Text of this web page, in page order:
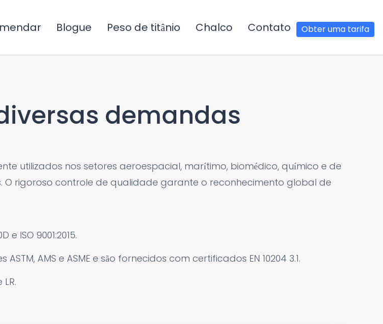
Blogue Peso de titânio Chalco Contato Obter uma tarifa
demandas
utilizados nos setores aeroespacial, marítimo, biomédico, químico e de
O rigoroso controle de qualidade garante o reconhecimento global de
ISO 9001:2015.
AMS e ASME e são fornecidos com certificados EN 10204 3.1.